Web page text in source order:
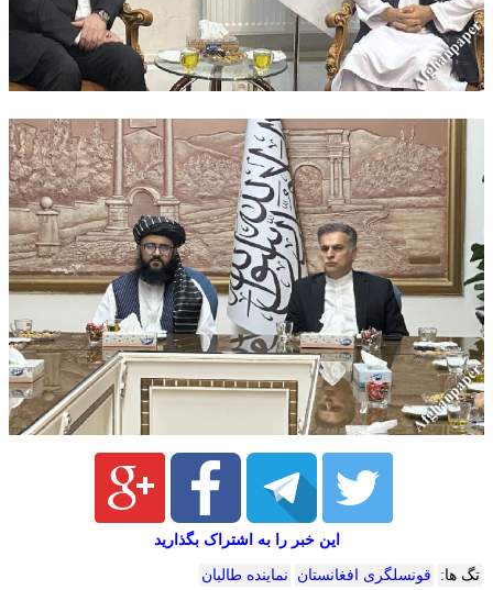
این خبر را به اشتراک بگذارید
تگ ها: قونسلگری افغانستان نماینده طالبان